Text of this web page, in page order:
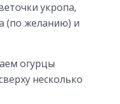
укропа,
(по желанию) и
огурцы
несколько